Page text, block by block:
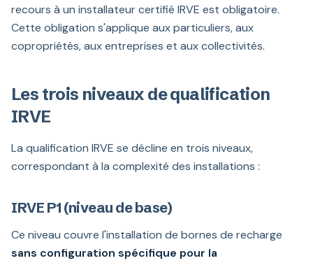
recours à un installateur certifié IRVE est obligatoire.
Cette obligation s'applique aux particuliers, aux
copropriétés, aux entreprises et aux collectivités.
Les trois niveaux de qualification
IRVE
La qualification IRVE se décline en trois niveaux,
correspondant à la complexité des installations :
IRVE P1 (niveau de base)
Ce niveau couvre l'installation de bornes de recharge
sans configuration spécifique pour la